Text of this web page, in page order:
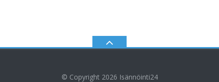
© Copyright 2026 Isännöinti24